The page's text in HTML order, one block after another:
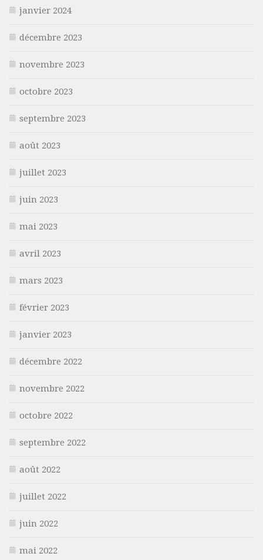
janvier 2024
décembre 2023
novembre 2023
octobre 2023
septembre 2023
août 2023
juillet 2023
juin 2023
mai 2023
avril 2023
mars 2023
février 2023
janvier 2023
décembre 2022
novembre 2022
octobre 2022
septembre 2022
août 2022
juillet 2022
juin 2022
mai 2022